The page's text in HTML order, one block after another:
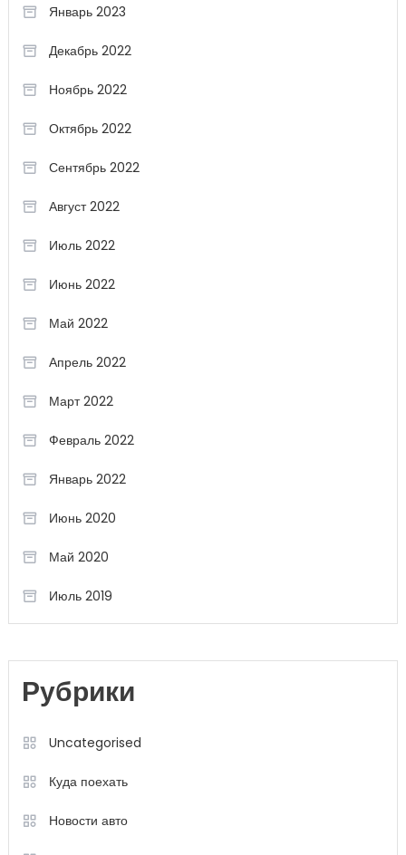
Январь 2023
Декабрь 2022
Ноябрь 2022
Октябрь 2022
Сентябрь 2022
Август 2022
Июль 2022
Июнь 2022
Май 2022
Апрель 2022
Март 2022
Февраль 2022
Январь 2022
Июнь 2020
Май 2020
Июль 2019
Рубрики
Uncategorised
Куда поехать
Новости авто